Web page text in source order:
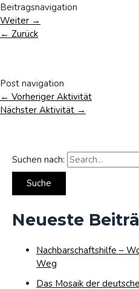
Suchen nach:
Neueste
Nachbarschaftshilfe –
Weg
Das Mosaik der
Beitragsnavigation
Weiter →
← Zurück
Post navigation
← Vorheriger Aktivität
Nächster Aktivität →